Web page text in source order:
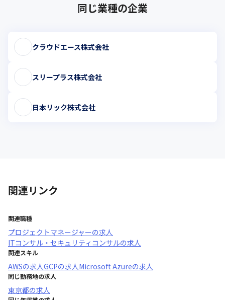
同じ業種の企業
クラウドエース株式会社
スリープラス株式会社
日本リック株式会社
関連リンク
関連職種
プロジェクトマネージャーの求人
ITコンサル・セキュリティコンサルの求人
関連スキル
AWSの求人GCPの求人Microsoft Azureの求人
同じ勤務地の求人
東京都の求人